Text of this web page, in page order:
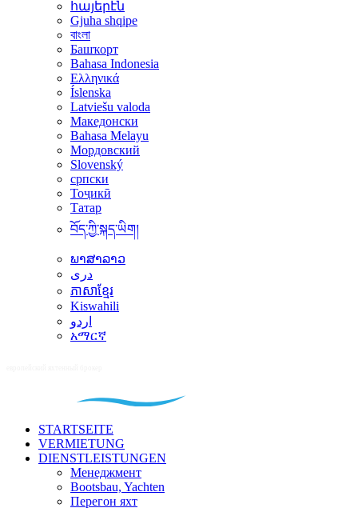
հայերէն
Gjuha shqipe
বাংলা
Башҡорт
Bahasa Indonesia
Ελληνικά
Íslenska
Latviešu valoda
Македонски
Bahasa Melayu
Мордовский
Slovenský
српски
Тоҷикӣ
Татар
བོད་ཀྱི་སྐད་ཡིག།
ພາສາລາວ
دری
ភាសាខ្មែរ
Kiswahili
اردو
አማርኛ
STARTSEITE
VERMIETUNG
DIENSTLEISTUNGEN
Менеджмент
Bootsbau, Yachten
Перегон яхт